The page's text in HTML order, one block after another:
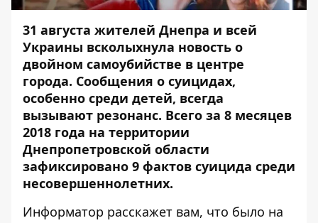
31 августа жителей Днепра и всей
Украины всколыхнула новость о
двойном самоубийстве в центре
города. Сообщения о суицидах,
особенно среди детей, всегда
вызывают резонанс. Всего за 8 месяцев
2018 года на территории
Днепропетровской области
зафиксировано 9 фактов суицида среди
несовершеннолетних.
Информатор расскажет вам, что было на